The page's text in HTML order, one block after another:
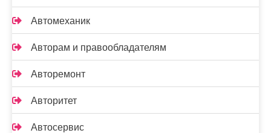
Автомеханик
Авторам и правообладателям
Авторемонт
Авторитет
Автосервис